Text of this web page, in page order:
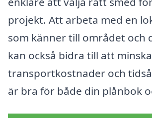
projekt. Att arbeta med en
som känner till området och
kan också bidra till att minska
transportkostnader och
är bra för både din plånbok